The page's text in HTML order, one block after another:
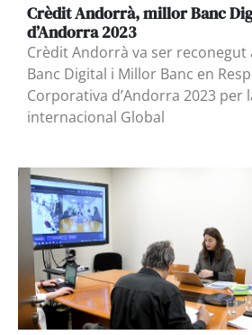
Crèdit Andorrà, millor Banc
d’Andorra 2023
Crèdit Andorrà va ser
Banc Digital i Millor Banc en
Corporativa d’Andorra 2023 per
internacional Global